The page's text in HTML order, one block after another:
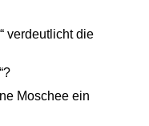
verdeutlicht die
Moschee ein